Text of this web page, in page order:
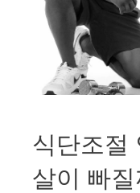
식단조절
살이 빠